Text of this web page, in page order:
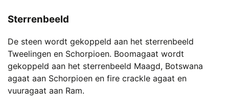
Sterrenbeeld
De steen wordt gekoppeld aan het sterrenbeeld
Tweelingen en Schorpioen. Boomagaat wordt
gekoppeld aan het sterrenbeeld Maagd, Botswana
agaat aan Schorpioen en fire crackle agaat en
vuuragaat aan Ram.